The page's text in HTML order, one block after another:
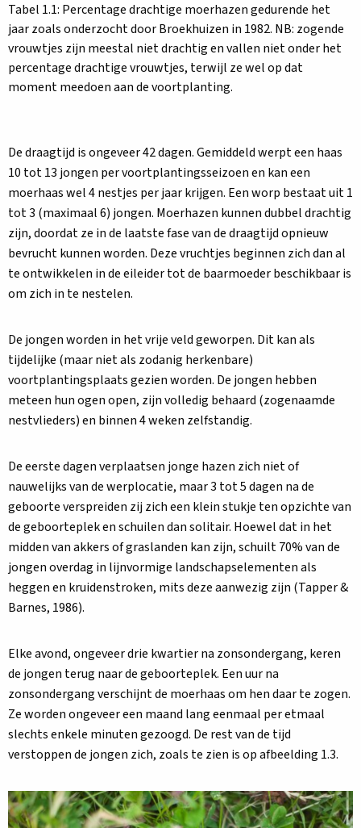
Tabel 1.1: Percentage drachtige moerhazen gedurende het
jaar zoals onderzocht door Broekhuizen in 1982. NB: zogende
vrouwtjes zijn meestal niet drachtig en vallen niet onder het
percentage drachtige vrouwtjes, terwijl ze wel op dat
moment meedoen aan de voortplanting.
De draagtijd is ongeveer 42 dagen. Gemiddeld werpt een haas
10 tot 13 jongen per voortplantingsseizoen en kan een
moerhaas wel 4 nestjes per jaar krijgen. Een worp bestaat uit 1
tot 3 (maximaal 6) jongen. Moerhazen kunnen dubbel drachtig
zijn, doordat ze in de laatste fase van de draagtijd opnieuw
bevrucht kunnen worden. Deze vruchtjes beginnen zich dan al
te ontwikkelen in de eileider tot de baarmoeder beschikbaar is
om zich in te nestelen.
De jongen worden in het vrije veld geworpen. Dit kan als
tijdelijke (maar niet als zodanig herkenbare)
voortplantingsplaats gezien worden. De jongen hebben
meteen hun ogen open, zijn volledig behaard (zogenaamde
nestvlieders) en binnen 4 weken zelfstandig.
De eerste dagen verplaatsen jonge hazen zich niet of
nauwelijks van de werplocatie, maar 3 tot 5 dagen na de
geboorte verspreiden zij zich een klein stukje ten opzichte van
de geboorteplek en schuilen dan solitair. Hoewel dat in het
midden van akkers of graslanden kan zijn, schuilt 70% van de
jongen overdag in lijnvormige landschapselementen als
heggen en kruidenstroken, mits deze aanwezig zijn (Tapper &
Barnes, 1986).
Elke avond, ongeveer drie kwartier na zonsondergang, keren
de jongen terug naar de geboorteplek. Een uur na
zonsondergang verschijnt de moerhaas om hen daar te zogen.
Ze worden ongeveer een maand lang eenmaal per etmaal
slechts enkele minuten gezoogd. De rest van de tijd
verstoppen de jongen zich, zoals te zien is op afbeelding 1.3.